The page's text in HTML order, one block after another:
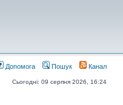
Допомога Пошук Канал
Сьогодні: 09 серпня 2026, 16:24